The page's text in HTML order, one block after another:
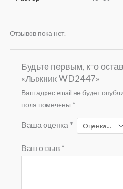
Отзывов пока нет.
Будьте первым, кто
«Лыжник WD2447»
Ваш адрес email не будет
поля помечены *
Ваша оценка *
Ваш отзыв *